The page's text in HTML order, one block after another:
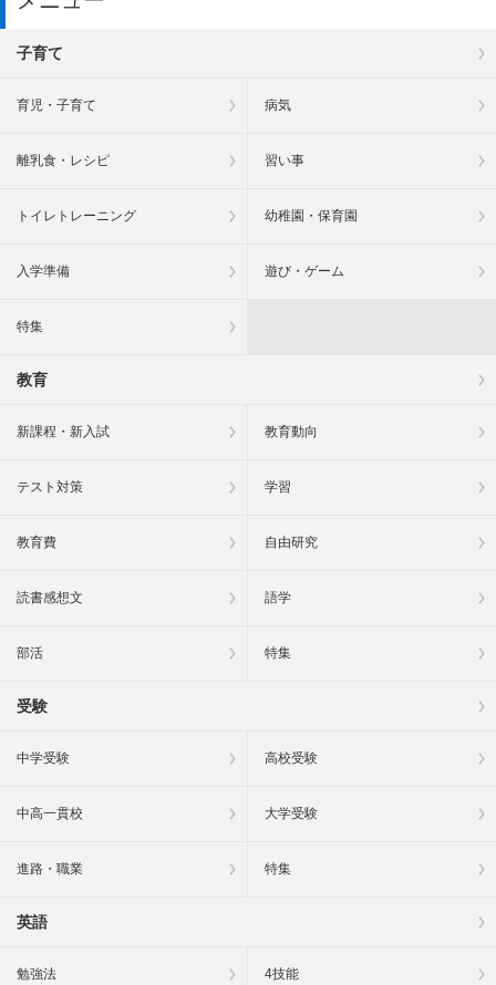
子育て
育児・子育て 病気
離乳食・レシピ 習い事
トイレトレーニング 幼稚園・保育園
入学準備 遊び・ゲーム
特集
教育
新課程・新入試 教育動向
テスト対策 学習
教育費 自由研究
読書感想文 語学
部活 特集
受験
中学受験 高校受験
中高一貫校 大学受験
進路・職業 特集
英語
勉強法 4技能